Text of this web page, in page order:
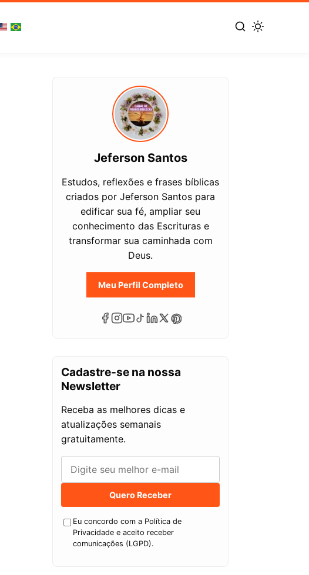
Jeferson Santos
Estudos, reflexões e frases bíblicas
criados por Jeferson Santos para
edificar sua fé, ampliar seu
conhecimento das Escrituras e
transformar sua caminhada com
Deus.
Meu Perfil Completo
Cadastre-se na nossa
Newsletter
Receba as melhores dicas e
atualizações semanais
gratuitamente.
Quero Receber
Eu concordo com a Política de
Privacidade e aceito receber
comunicações (LGPD).